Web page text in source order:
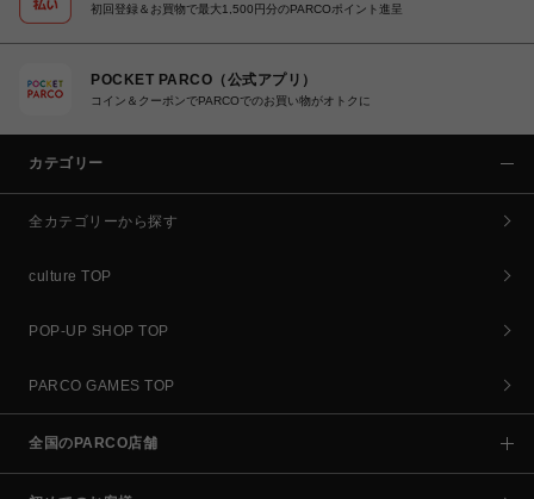
初回登録＆お買物で最大1,500円分のPARCOポイント進呈
POCKET PARCO（公式アプリ）
コイン＆クーポンでPARCOでのお買い物がオトクに
カテゴリー
全カテゴリーから探す
culture TOP
POP-UP SHOP TOP
PARCO GAMES TOP
全国のPARCO店舗